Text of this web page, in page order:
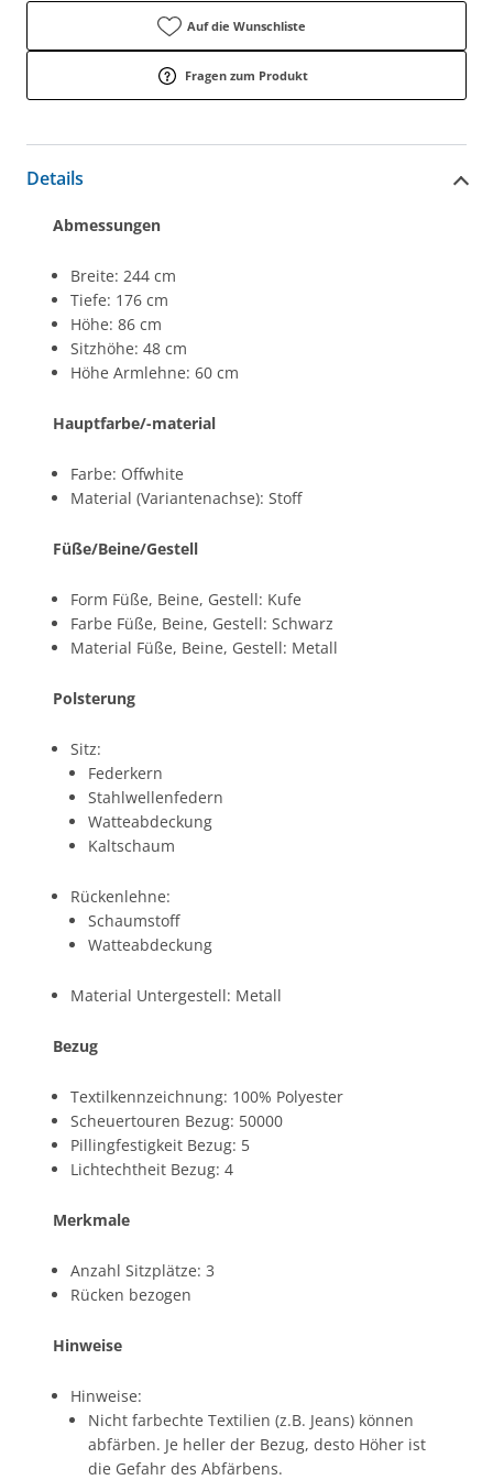
Auf die Wunschliste
Fragen zum Produkt
Details
Abmessungen
Breite: 244 cm
Tiefe: 176 cm
Höhe: 86 cm
Sitzhöhe: 48 cm
Höhe Armlehne: 60 cm
Hauptfarbe/-material
Farbe: Offwhite
Material (Variantenachse): Stoff
Füße/Beine/Gestell
Form Füße, Beine, Gestell: Kufe
Farbe Füße, Beine, Gestell: Schwarz
Material Füße, Beine, Gestell: Metall
Polsterung
Sitz:
Federkern
Stahlwellenfedern
Watteabdeckung
Kaltschaum
Rückenlehne:
Schaumstoff
Watteabdeckung
Material Untergestell: Metall
Bezug
Textilkennzeichnung: 100% Polyester
Scheuertouren Bezug: 50000
Pillingfestigkeit Bezug: 5
Lichtechtheit Bezug: 4
Merkmale
Anzahl Sitzplätze: 3
Rücken bezogen
Hinweise
Hinweise:
Nicht farbechte Textilien (z.B. Jeans) können
abfärben. Je heller der Bezug, desto Höher ist
die Gefahr des Abfärbens.